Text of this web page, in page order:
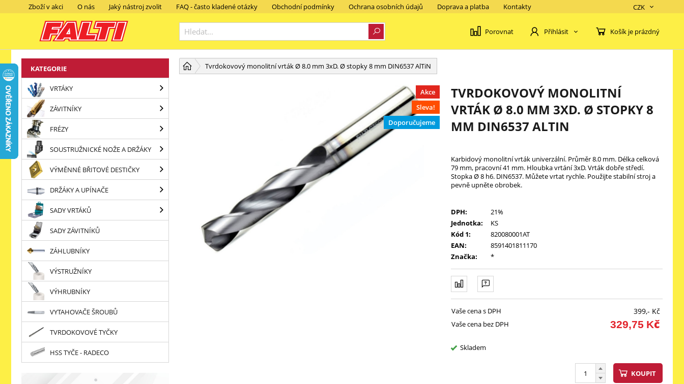
Zboží v akci O nás Jaký nástroj zvolit FAQ - často kladené otázky Obchodní podmínky Ochrana osobních údajů Doprava a platba Kontakty CZK
Porovnat Přihlásit Košík je prázdný
Tvrdokovový monolitní vrták Ø 8.0 mm 3xD. Ø stopky 8 mm DIN6537 AlTiN
TVRDOKOVOVÝ MONOLITNÍ
VRTÁK Ø 8.0 MM 3XD. Ø STOPKY 8
MM DIN6537 ALTIN
Karbidový monolitní vrták univerzální. Průměr 8.0 mm. Délka celková
79 mm, pracovní 41 mm. Hloubka vrtání 3xD. Vrták dobře středí.
Stopka Ø 8 h6. DIN6537. Můžete vrtat rychle. Použijte stabilní stroj a
pevně upněte obrobek.
DPH:
21%
Jednotka:
KS
Kód 1:
820080001AT
EAN:
8591401811170
Značka:
*
Vaše cena s DPH 399,- Kč
Vaše cena bez DPH 329,75 Kč
Skladem
KOUPIT
Akce
Sleva!
Doporučujeme
KATEGORIE
VRTÁKY
ZÁVITNÍKY
FRÉZY
SOUSTRUŽNICKÉ NOŽE A DRŽÁKY
VÝMĚNNÉ BŘITOVÉ DESTIČKY
DRŽÁKY A UPÍNAČE
SADY VRTÁKŮ
SADY ZÁVITNÍKŮ
ZÁHLUBNÍKY
VÝSTRUŽNÍKY
VÝHRUBNÍKY
VYTAHOVAČE ŠROUBŮ
TVRDOKOVOVÉ TYČKY
HSS TYČE - RADECO